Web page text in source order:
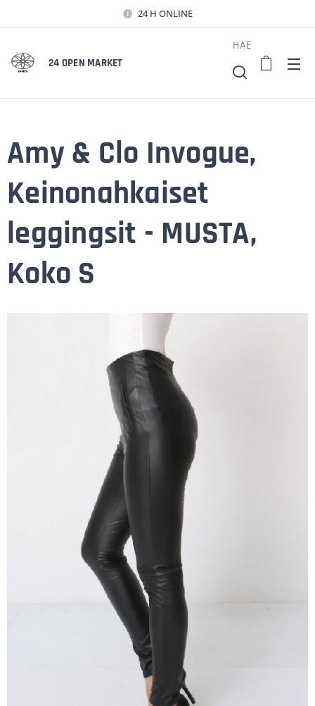
24 H ONLINE
24 OPEN MARKET
HAE
Amy & Clo Invogue,
Keinonahkaiset
leggingsit - MUSTA,
Koko S